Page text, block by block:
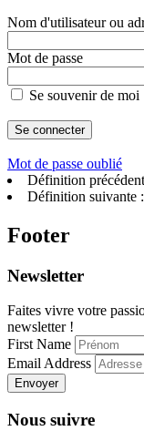
Nom d'utilisateur ou
Mot de passe
Se souvenir de moi
Mot de passe oublié
Définition
Définition suivante :
Footer
Newsletter
Faites vivre votre
newsletter !
First Name
Email Address
Envoyer
Nous suivre